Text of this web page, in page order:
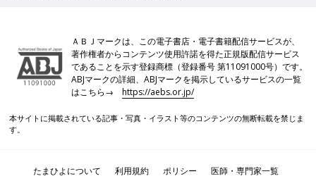
ＡＢＪマークは、この電子書店・電子書籍配信サービスが、
著作権者からコンテンツ使用許諾を得た正規版配信サービス
であることを示す登録商標（登録番号 第11091000号）です。
ABJマークの詳細、ABJマークを掲示しているサービスの一覧
はこちら→https://aebs.or.jp/
本サイトに掲載されている記事・写真・イラスト等のコンテンツの無断転載を禁じま
す。
たまひよについて 利用規約 ポリシー 医師・専門家一覧